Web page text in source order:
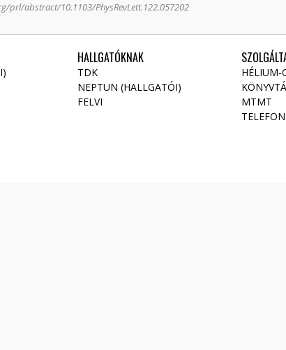
prl/abstract/10.1103/PhysRevLett.122.057202
HALLGATÓKNAK
TDK
NEPTUN (HALLGATÓI)
FELVI
HÉLIUM-
MTMT